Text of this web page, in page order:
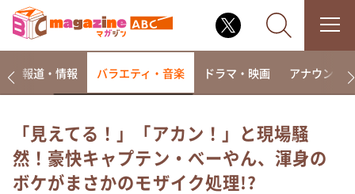
なるみ・岡村の過ぎるTV
相席食堂
報道・情報 バラエティ・音楽 ドラマ・映画 アナウンサー
「見えてる！」「アカン！」と現場騒
然！豪快キャプテン・べーやん、渾身の
ボケがまさかのモザイク処理!?